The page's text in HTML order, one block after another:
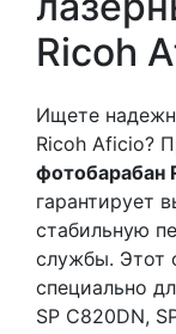
Ricoh
Ищете
Ricoh Aficio?
фотобарабан
гарантирует
стабильную
службы. Этот
специально
SP C820DN,